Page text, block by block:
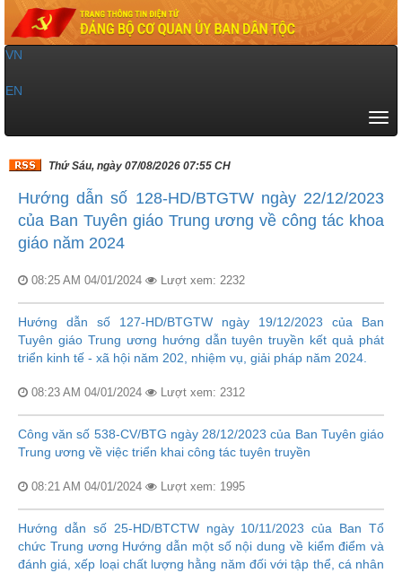
VN
EN
Thứ Sáu, ngày 07/08/2026 07:55 CH
Hướng dẫn số 128-HD/BTGTW ngày 22/12/2023
của Ban Tuyên giáo Trung ương về công tác khoa
giáo năm 2024
08:25 AM 04/01/2024 Lượt xem: 2232
Hướng dẫn số 127-HD/BTGTW ngày 19/12/2023 của Ban
Tuyên giáo Trung ương hướng dẫn tuyên truyền kết quả phát
triển kinh tế - xã hội năm 202, nhiệm vụ, giải pháp năm 2024.
08:23 AM 04/01/2024 Lượt xem: 2312
Công văn số 538-CV/BTG ngày 28/12/2023 của Ban Tuyên giáo
Trung ương về việc triển khai công tác tuyên truyền
08:21 AM 04/01/2024 Lượt xem: 1995
Hướng dẫn số 25-HD/BTCTW ngày 10/11/2023 của Ban Tổ
chức Trung ương Hướng dẫn một số nội dung về kiểm điểm và
đánh giá, xếp loại chất lượng hằng năm đối với tập thể, cá nhân